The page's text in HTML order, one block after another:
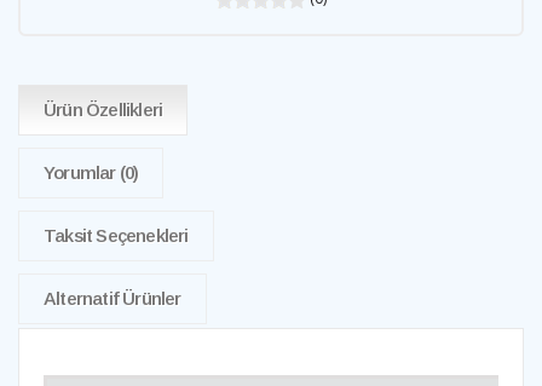
Ürün Özellikleri
Yorumlar (0)
Taksit Seçenekleri
Alternatif Ürünler